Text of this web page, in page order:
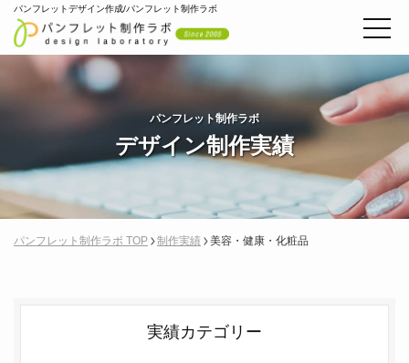
パンフレットデザイン作成/パンフレット制作ラボ
パンフレット制作ラボ
デザイン制作実績
パンフレット制作ラボ TOP 制作実績 美容・健康・化粧品
実績カテゴリー